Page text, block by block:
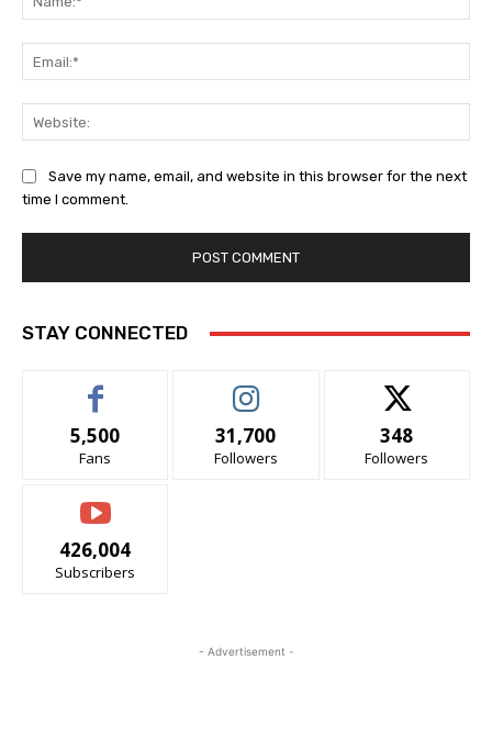
Save my name, email, and website in this browser for the next
time I comment.
STAY CONNECTED
5,500
Fans
31,700
Followers
348
Followers
426,004
Subscribers
- Advertisement -